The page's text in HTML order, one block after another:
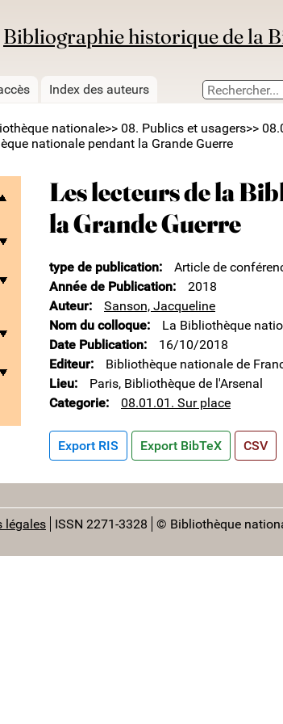
Bibliographie historique de la
Index des auteurs
nationale>> 08. Publics et usagers>>
nationale pendant la Grande Guerre
Les lecteurs de la
la Grande Guerre
type de publication
Article de
Année de Publication
2018
Auteur
Sanson, Jacqueline
Nom du colloque
La Bibliothèque
Date Publication
16/10/2018
Editeur
Bibliothèque nationale de
Lieu
Paris, Bibliothèque de l'Arsenal
Categorie
08.01.01. Sur place
Export RIS Export BibTeX CSV
légales ISSN 2271-3328 © Bibliothèque